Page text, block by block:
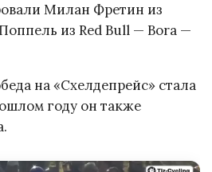
Милан Фретин из
из Red Bull — Bora —
на «Схелдепрейс» стала
году он также